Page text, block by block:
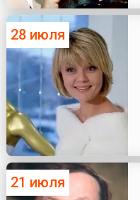
28 июля
21 июля